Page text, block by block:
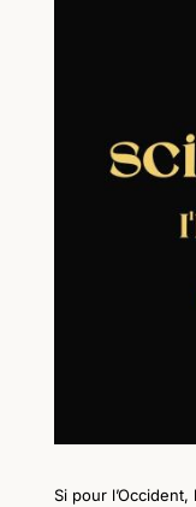
Si pour